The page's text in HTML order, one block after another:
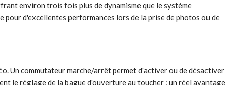
environ trois fois plus de dynamisme que le système
pour d'excellentes performances lors de la prise de photos ou de
Un commutateur marche/arrêt permet d'activer ou de désactiver
le réglage de la bague d'ouverture au toucher : un réel avantage